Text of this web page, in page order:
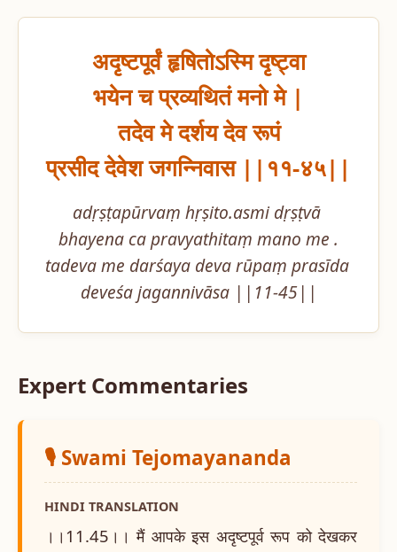
अदृष्टपूर्वं हृषितोऽस्मि दृष्ट्वा
भयेन च प्रव्यथितं मनो मे |
तदेव मे दर्शय देव रूपं
प्रसीद देवेश जगन्निवास ||११-४५||
adṛṣṭapūrvaṃ hṛṣito.asmi dṛṣṭvā
bhayena ca pravyathitaṃ mano me .
tadeva me darśaya deva rūpaṃ prasīda
deveśa jagannivāsa ||11-45||
Expert Commentaries
🎙️ Swami Tejomayananda
HINDI TRANSLATION
।।11.45।। मैं आपके इस अदृष्टपूर्व रूप को देखकर